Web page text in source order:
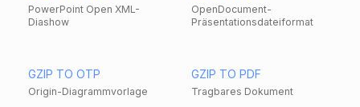
PowerPoint Open XML-
Diashow
OpenDocument-
Präsentationsdateiformat
GZIP TO OTP
Origin-Diagrammvorlage
GZIP TO PDF
Tragbares Dokument